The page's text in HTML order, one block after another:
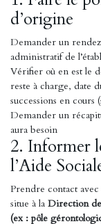
d’origine
Demander un
administratif de
Vérifier où en est le
reste à charge, date
successions en cours
Demander un
aura besoin
2. Informer
l’Aide
Prendre contact
situe à la Direction
(ex : pôle